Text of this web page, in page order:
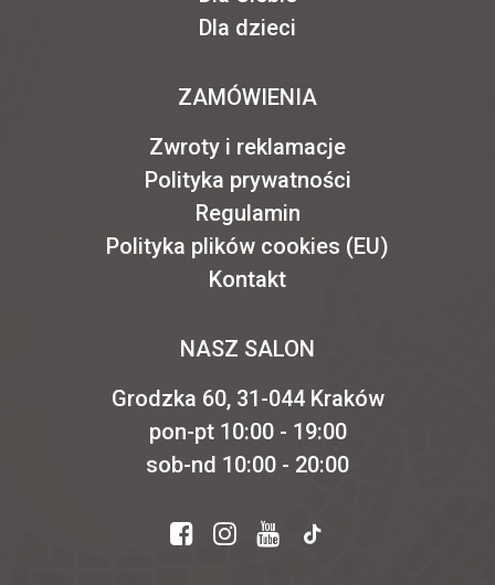
Dla dzieci
ZAMÓWIENIA
Zwroty i reklamacje
Polityka prywatności
Regulamin
Polityka plików cookies (EU)
Kontakt
NASZ SALON
Grodzka 60, 31-044 Kraków
pon-pt 10:00 - 19:00
sob-nd 10:00 - 20:00